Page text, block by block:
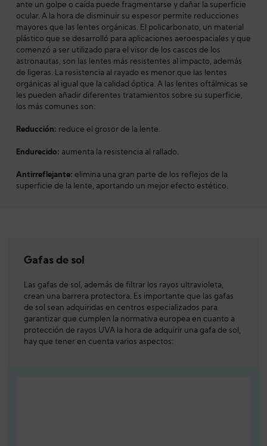
ante un golpe o caída puede fragmentarse y dañar la superficie
ocular. A la hora de disminuir su espesor permite reducciones
mayores que las lentes orgánicas. El policarbonato, un material
plástico que se desarrolló para aplicaciones aeroespaciales y que
comenzó a ser utilizado para el visor de los cascos de los
astronautas, son las lentes más resistentes al impacto, además
de ligeras. La resistencia al rayado es menor que las lentes
orgánicas al igual que la calidad óptica. A las lentes oftálmicas se
les pueden añadir diferentes tratamientos sobre su superficie,
los más comunes son:
Reducción: reduce el grosor de la lente.
Endurecido: aumenta la resistencia al rallado.
Antirreflejante: elimina una gran parte de los reflejos de la
superficie de la lente, aportando un mejor efecto estético.
Gafas de sol
Las gafas de sol, además de filtrar los rayos ultravioleta,
crean una barrera protectora. Es importante que las gafas
de sol sean adquiridas en centros especializados para
garantizar que cumplen la normativa europea en cuanto a
protección de rayos UVA la hora de adquirir una gafa de sol,
hay que tener en cuenta varios aspectos: